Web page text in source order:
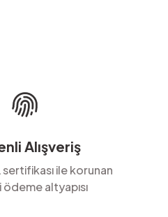
Alışveriş
ile korunan
altyapısı